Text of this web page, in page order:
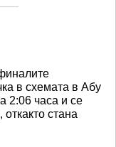
в схемата в Абу
2:06 часа и се
стана